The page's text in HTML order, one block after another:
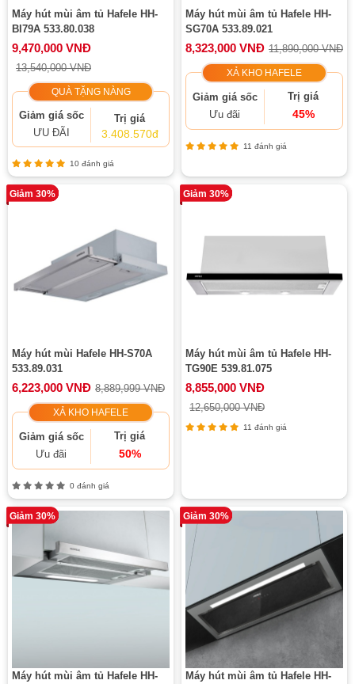
Máy hút mùi âm tủ Hafele HH-
BI79A 533.80.038
9,470,000 VNĐ
13,540,000 VNĐ
QUÀ TẶNG NÀNG
Giảm giá sốc
ƯU ĐÃI
Trị giá
3.408.570đ
10 đánh giá
Máy hút mùi âm tủ Hafele HH-
SG70A 533.89.021
8,323,000 VNĐ 11,890,000 VNĐ
XẢ KHO HAFELE
Giảm giá sốc
Ưu đãi
Trị giá
45%
11 đánh giá
Giảm 30%
Máy hút mùi Hafele HH-S70A
533.89.031
6,223,000 VNĐ 8,889,999 VNĐ
XẢ KHO HAFELE
Giảm giá sốc
Ưu đãi
Trị giá
50%
0 đánh giá
Giảm 30%
Máy hút mùi âm tủ Hafele HH-
TG90E 539.81.075
8,855,000 VNĐ
12,650,000 VNĐ
11 đánh giá
Giảm 30%
Máy hút mùi âm tủ Hafele HH-
Giảm 30%
Máy hút mùi âm tủ Hafele HH-